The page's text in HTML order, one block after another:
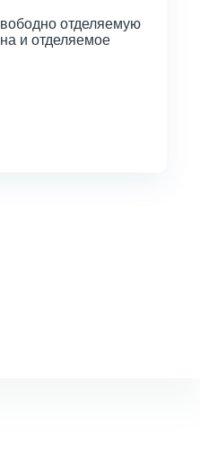
отделяемую
и отделяемое